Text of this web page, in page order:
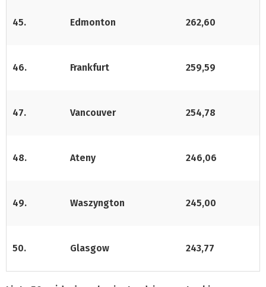
45. Edmonton 262,60
46. Frankfurt 259,59
47. Vancouver 254,78
48. Ateny 246,06
49. Waszyngton 245,00
50. Glasgow 243,77